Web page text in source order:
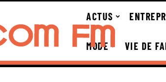
ACTUS
MODE VIE DE